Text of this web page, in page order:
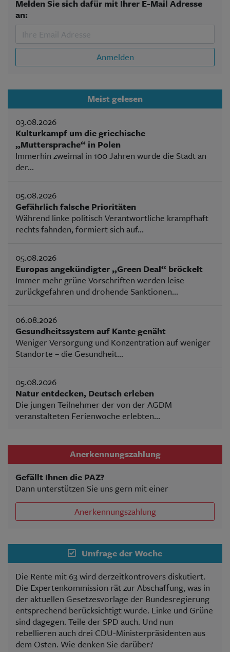
Melden Sie sich dafür mit Ihrer E-Mail Adresse
an:
Anmelden
Meist gelesen
03.08.2026
Kulturkampf um die griechische
„Muttersprache“ in Polen
Immerhin zweimal in 100 Jahren wurde die Stadt an
der...
05.08.2026
Gefährlich falsche Prioritäten
Während linke politisch Verantwortliche krampfhaft
rechts fahnden, formiert sich auf...
05.08.2026
Europas angekündigter „Green Deal“ bröckelt
Immer mehr grüne Vorschriften werden leise
zurückgefahren und drohende Sanktionen...
06.08.2026
Gesundheitssystem auf Kante genäht
Weniger Versorgung und Konzentration auf weniger
Standorte – die Gesundheit...
05.08.2026
Natur entdecken, Deutsch erleben
Die jungen Teilnehmer der von der AGDM
veranstalteten Ferienwoche erlebten...
Anerkennungszahlung
Gefällt Ihnen die PAZ?
Dann unterstützen Sie uns gern mit einer
Anerkennungszahlung
Umfrage der Woche
Die Rente mit 63 wird derzeitkontrovers diskutiert.
Die Expertenkommission rät zur Abschaffung, was in
der aktuellen Gesetzesvorlage der Bundesregierung
entsprechend berücksichtigt wurde. Linke und Grüne
sind dagegen. Teile der SPD auch. Und nun
rebellieren auch drei CDU-Ministerpräsidenten aus
dem Osten. Wie denken Sie darüber?